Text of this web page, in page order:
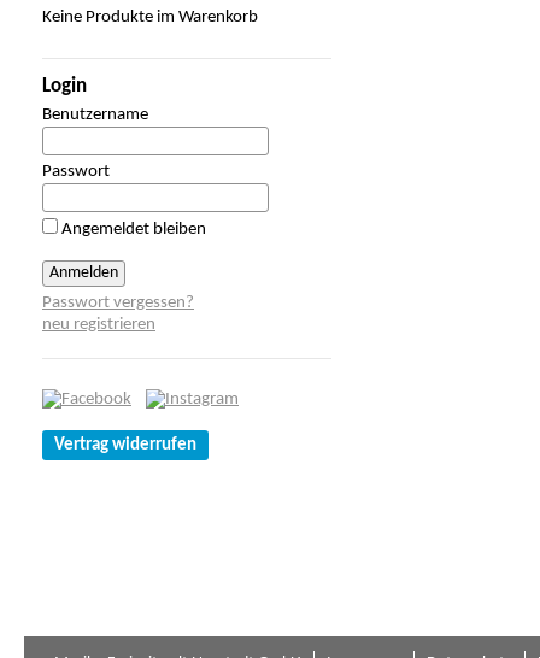
Keine Produkte im Warenkorb
Login
Benutzername
Passwort
Angemeldet bleiben
Passwort vergessen?
neu registrieren
Vertrag widerrufen